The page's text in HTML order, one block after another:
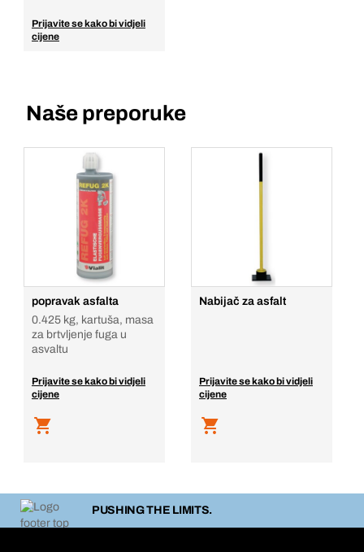
Prijavite se kako bi vidjeli
cijene
Naše preporuke
popravak asfalta
0.425 kg, kartuša, masa
za brtvljenje fuga u
asvaltu
Prijavite se kako bi vidjeli
cijene
Nabijač za asfalt
Prijavite se kako bi vidjeli
cijene
PUSHING THE LIMITS.